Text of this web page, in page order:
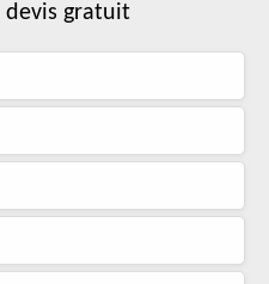
devis gratuit